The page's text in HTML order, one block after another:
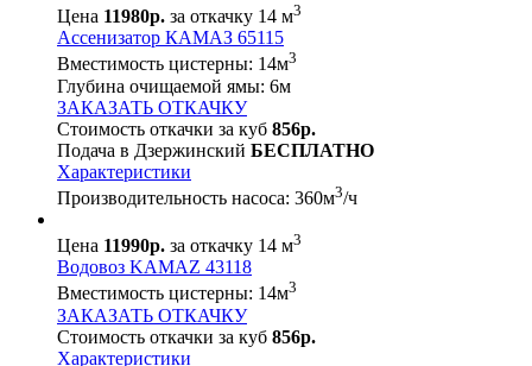
Цена 11980р. за откачку 14 м3
Ассенизатор КАМАЗ 65115
Вместимость цистерны: 14м3
Глубина очищаемой ямы: 6м
ЗАКАЗАТЬ ОТКАЧКУ
Стоимость откачки за куб 856р.
Подача в Дзержинский БЕСПЛАТНО
Характеристики
Производительность насоса: 360м3/ч
Цена 11990р. за откачку 14 м3
Водовоз KAMAZ 43118
Вместимость цистерны: 14м3
ЗАКАЗАТЬ ОТКАЧКУ
Стоимость откачки за куб 856р.
Характеристики